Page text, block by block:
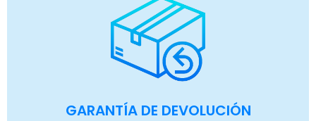
GARANTÍA DE DEVOLUCIÓN